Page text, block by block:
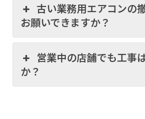
古い業務用エアコンの
お願いできますか？
営業中の店舗でも工事
か？